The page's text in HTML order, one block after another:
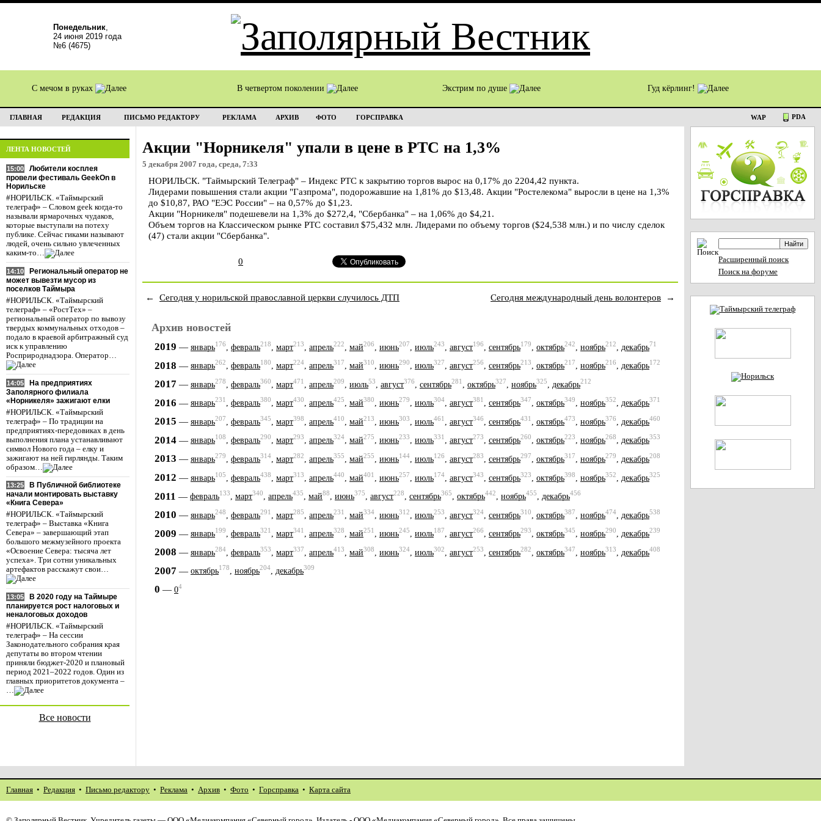
Понедельник,
24 июня 2019 года
№6 (4675)
С мечом в руках В четвертом поколении Экстрим по душе Гуд кёрлинг!
ГЛАВНАЯ РЕДАКЦИЯ ПИСЬМО РЕДАКТОРУ РЕКЛАМА АРХИВ ФОТО ГОРСПРАВКА WAP PDA
ЛЕНТА НОВОСТЕЙ
15:00
Любители косплея
провели фестиваль GeekOn в
Норильске
#НОРИЛЬСК. «Таймырский
телеграф» – Словом geek когда-то
называли ярмарочных чудаков,
которые выступали на потеху
публике. Сейчас гиками называют
людей, очень сильно увлеченных
каким-то…
14:10
Региональный оператор не
может вывезти мусор из
поселков Таймыра
#НОРИЛЬСК. «Таймырский
телеграф» – «РостТех» –
региональный оператор по вывозу
твердых коммунальных отходов –
подало в краевой арбитражный суд
иск к управлению
Росприроднадзора. Оператор…
14:05
На предприятиях
Заполярного филиала
«Норникеля» зажигают елки
#НОРИЛЬСК. «Таймырский
телеграф» – По традиции на
предприятиях-передовиках в день
выполнения плана устанавливают
символ Нового года – елку и
зажигают на ней гирлянды. Таким
образом…
13:25
В Публичной библиотеке
начали монтировать выставку
«Книга Севера»
#НОРИЛЬСК. «Таймырский
телеграф» – Выставка «Книга
Севера» – завершающий этап
большого межмузейного проекта
«Освоение Севера: тысяча лет
успеха». Три сотни уникальных
артефактов расскажут свои…
13:05
В 2020 году на Таймыре
планируется рост налоговых и
неналоговых доходов
#НОРИЛЬСК. «Таймырский
телеграф» – На сессии
Законодательного собрания края
депутаты во втором чтении
приняли бюджет-2020 и плановый
период 2021–2022 годов. Один из
главных приоритетов документа –
…
Все новости
Акции "Норникеля" упали в цене в РТС на 1,3%
5 декабря 2007 года, среда, 7:33
НОРИЛЬСК. "Таймырский Телеграф" – Индекс РТС к закрытию торгов вырос на 0,17% до 2204,42 пункта.
Лидерами повышения стали акции "Газпрома", подорожавшие на 1,81% до $13,48. Акции "Ростелекома" выросли в цене на 1,3%
до $10,87, РАО "ЕЭС России" – на 0,57% до $1,23.
Акции "Норникеля" подешевели на 1,3% до $272,4, "Сбербанка" – на 1,06% до $4,21.
Объем торгов на Классическом рынке РТС составил $75,432 млн. Лидерами по объему торгов ($24,538 млн.) и по числу сделок
(47) стали акции "Сбербанка".
0
← Сегодня у норильской православной церкви случилось ДТП Сегодня международный день волонтеров →
Архив новостей
2019 — январь176 февраль218 март213 апрель222 май206 июнь207 июль243 август196 сентябрь179 октябрь242 ноябрь212 декабрь71
2018 — январь262, февраль180, март224, апрель317, май310, июнь290, июль327, август256, сентябрь213, октябрь217, ноябрь216, декабрь172
2017 — январь278 февраль360 март471 апрель209 июль53 август376 сентябрь281 октябрь327 ноябрь325 декабрь212
2016 — январь231, февраль380, март430, апрель425, май380, июнь279, июль304, август381, сентябрь347, октябрь349, ноябрь352, декабрь371
2015 — январь207 февраль345 март398 апрель410 май213 июнь303 июль461 август346 сентябрь431 октябрь473 ноябрь376 декабрь460
2014 — январь108, февраль290, март293, апрель324, май275, июнь233, июль331, август273, сентябрь260, октябрь223, ноябрь268, декабрь353
2013 — январь279 февраль314 март282 апрель355 май255 июнь144 июль126 август283 сентябрь297 октябрь317 ноябрь279 декабрь208
2012 — январь105 февраль438 март313 апрель440 май401 июнь257 июль174 август343 сентябрь323 октябрь398 ноябрь352 декабрь325
2011 — февраль133, март340, апрель435, май88, июнь375, август228, сентябрь365, октябрь442, ноябрь455, декабрь456
2010 — январь248 февраль291 март285 апрель231 май334 июнь312 июль253 август324 сентябрь310 октябрь387 ноябрь474 декабрь538
2009 — январь199, февраль321, март341, апрель328, май251, июнь245, июль187, август266, сентябрь293, октябрь345, ноябрь290, декабрь239
2008 — январь284 февраль353 март337 апрель413 май308 июнь324 июль302 август253 сентябрь282 октябрь347 ноябрь313 декабрь408
2007 — октябрь178, ноябрь204, декабрь309
0 — 04
Расширенный поиск
Поиск на форуме
Главная • Редакция • Письмо редактору • Реклама • Архив • Фото • Горсправка • Карта сайта